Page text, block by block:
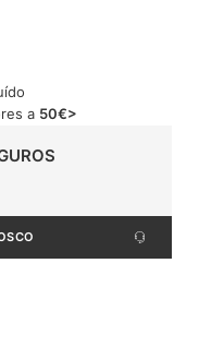
a 50€>